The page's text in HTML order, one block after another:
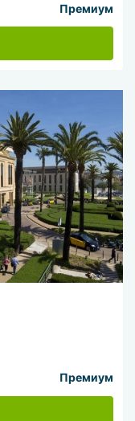
Премиум
Премиум